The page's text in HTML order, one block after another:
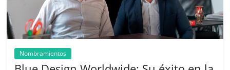
|
Noticias
Nombramientos